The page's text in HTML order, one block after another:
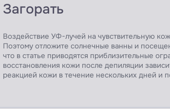
Загорать
Воздействие УФ-лучей на чувствительную
Поэтому отложите солнечные ванны и
что в статье приводятся приблизительные
восстановления кожи после депиляции
реакцией кожи в течение нескольких дней и